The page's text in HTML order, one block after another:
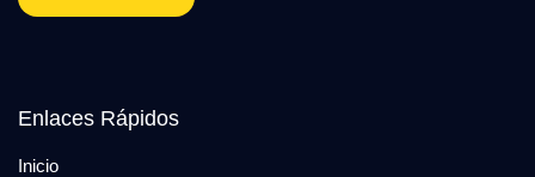
Enlaces Rápidos
Inicio